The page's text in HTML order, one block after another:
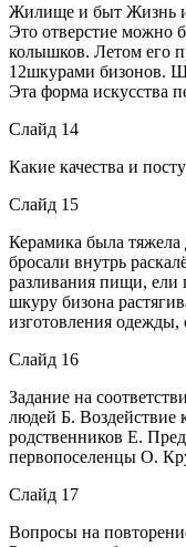
Жилище и быт Жизнь
Это отверстие можно
колышков. Летом его
12шкурами бизонов.
Эта форма искусства
Слайд 14
Какие качества и
Слайд 15
Керамика была
бросали внутрь
разливания пищи, ели
шкуру бизона
изготовления
Слайд 16
Задание на
людей Б.
родственников Е.
первопоселенцы О.
Слайд 17
Вопросы на